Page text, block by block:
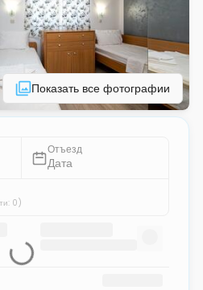
Показать все фотографии
Отъезд
Дата
0)